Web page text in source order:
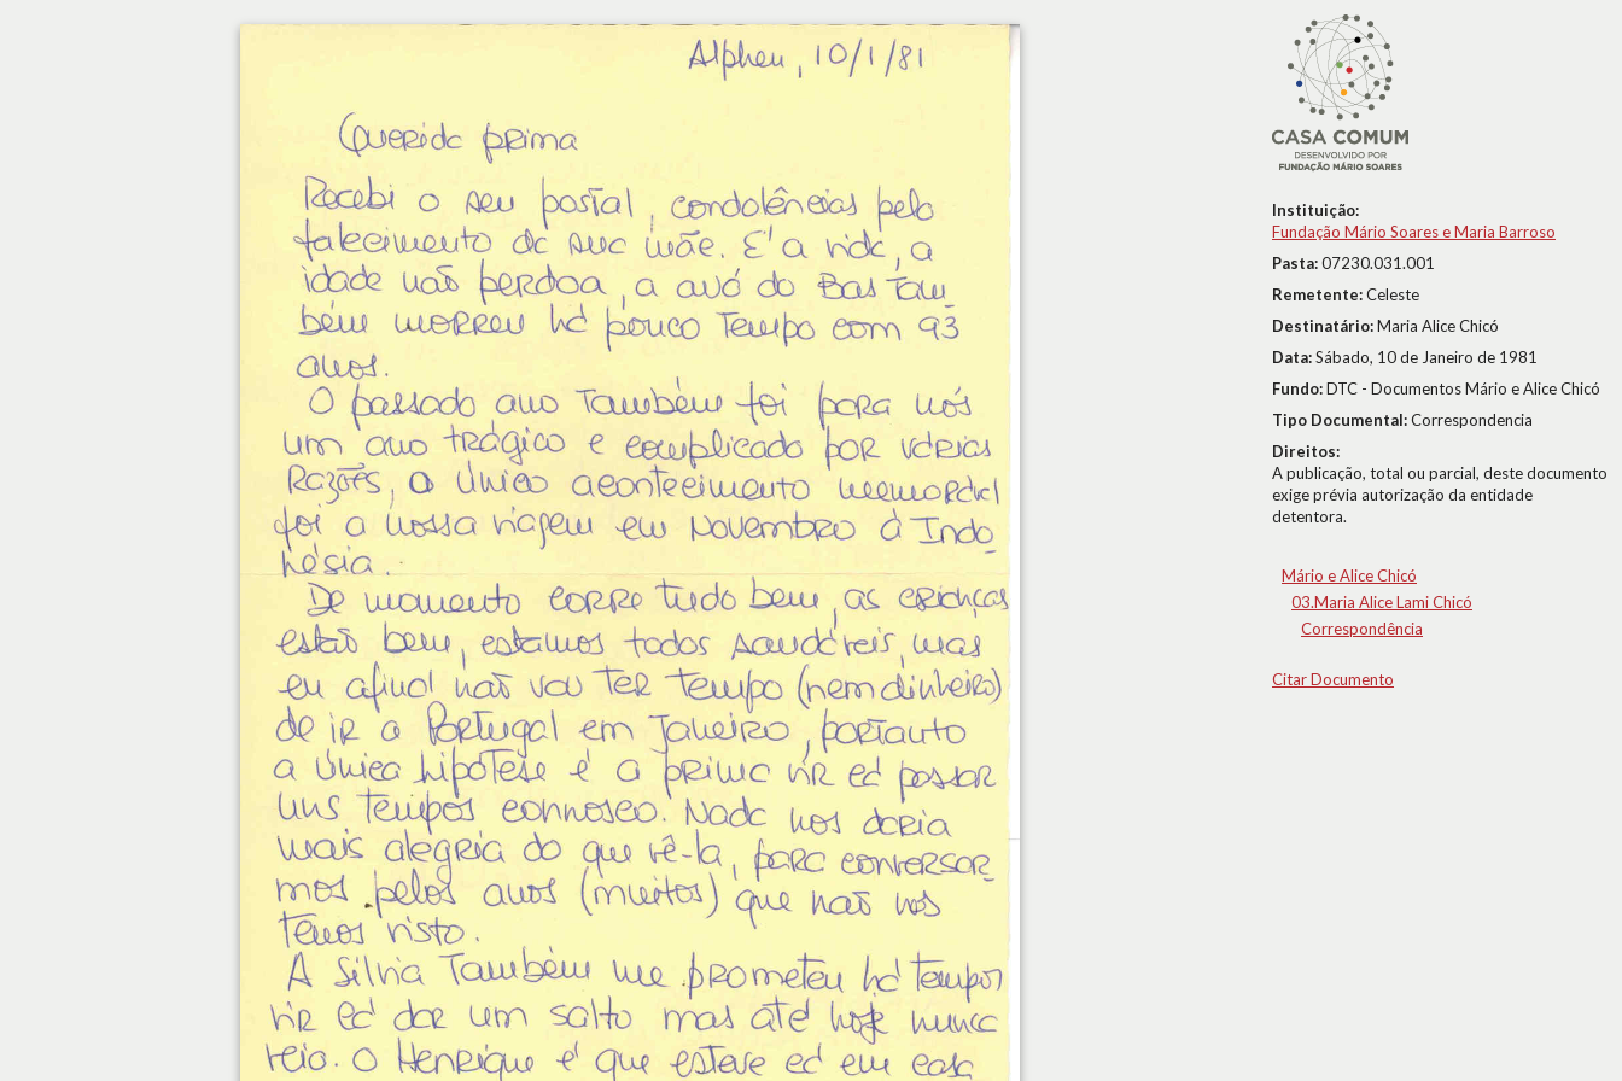
Instituição:
Fundação Mário Soares e Maria Barroso
Pasta:07230.031.001
Remetente:Celeste
Destinatário:Maria Alice Chicó
Data:Sábado, 10 de Janeiro de 1981
Fundo:DTC - Documentos Mário e Alice Chicó
Tipo Documental:Correspondencia
Direitos:
A publicação, total ou parcial, deste documento
exige prévia autorização da entidade
detentora.
Mário e Alice Chicó
03.Maria Alice Lami Chicó
Correspondência
Citar Documento